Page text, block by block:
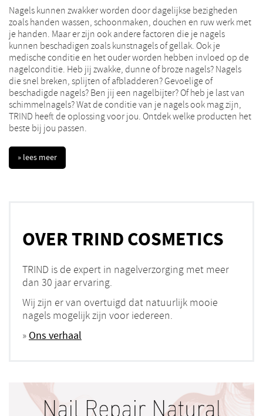
Nagels kunnen zwakker worden door dagelijkse bezigheden
zoals handen wassen, schoonmaken, douchen en ruw werk met
je handen. Maar er zijn ook andere factoren die je nagels
kunnen beschadigen zoals kunstnagels of gellak. Ook je
medische conditie en het ouder worden hebben invloed op de
nagelconditie. Heb jij zwakke, dunne of broze nagels? Nagels
die snel breken, splijten of afbladderen? Gevoelige of
beschadigde nagels? Ben jij een nagelbijter? Of heb je last van
schimmelnagels? Wat de conditie van je nagels ook mag zijn,
TRIND heeft de oplossing voor jou. Ontdek welke producten het
beste bij jou passen.
» lees meer
OVER TRIND COSMETICS
TRIND is de expert in nagelverzorging met meer
dan 30 jaar ervaring.
Wij zijn er van overtuigd dat natuurlijk mooie
nagels mogelijk zijn voor iedereen.
»Ons verhaal